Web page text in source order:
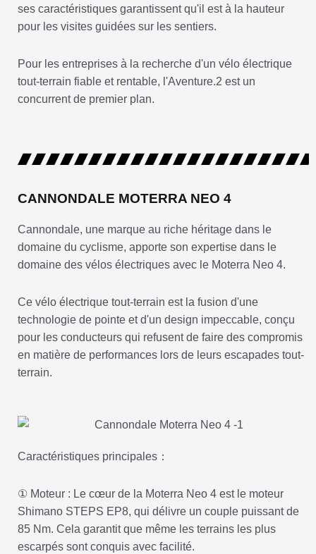
ses caractéristiques garantissent qu'il est à la hauteur
pour les visites guidées sur les sentiers.
Pour les entreprises à la recherche d'un vélo électrique
tout-terrain fiable et rentable, l'Aventure.2 est un
concurrent de premier plan.
CANNONDALE MOTERRA NEO 4
Cannondale, une marque au riche héritage dans le
domaine du cyclisme, apporte son expertise dans le
domaine des vélos électriques avec le Moterra Neo 4.
Ce vélo électrique tout-terrain est la fusion d'une
technologie de pointe et d'un design impeccable, conçu
pour les conducteurs qui refusent de faire des compromis
en matière de performances lors de leurs escapades tout-
terrain.
Caractéristiques principales：
① Moteur : Le cœur de la Moterra Neo 4 est le moteur
Shimano STEPS EP8, qui délivre un couple puissant de
85 Nm. Cela garantit que même les terrains les plus
escarpés sont conquis avec facilité.